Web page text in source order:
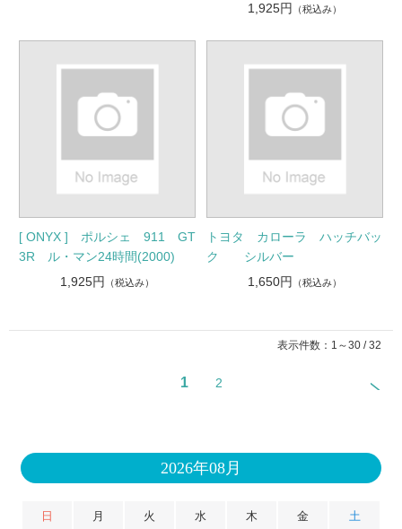
1,925円
（税込み）
[ ONYX ] ポルシェ 911 GT
3R ル・マン24時間(2000)
1,925円 （税込み）
トヨタ カローラ ハッチバッ
ク シルバー
1,650円
（税込み）
表示件数：1～30 / 32
1 2
2026年08月
日 月 火 水 木 金 土